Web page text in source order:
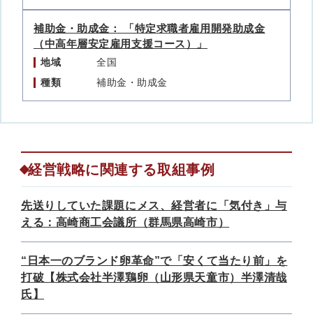
補助金・助成金： 「特定求職者雇用開発助成金
（中高年層安定雇用支援コース）」
地域
全国
種類
補助金・助成金
経営戦略に関連する取組事例
先送りしていた課題にメス、経営者に「気付き」与
える：高崎商工会議所（群馬県高崎市）
“日本一のブランド卵革命”で「安くて当たり前」を
打破【株式会社半澤鶏卵（山形県天童市）半澤清哉
氏】